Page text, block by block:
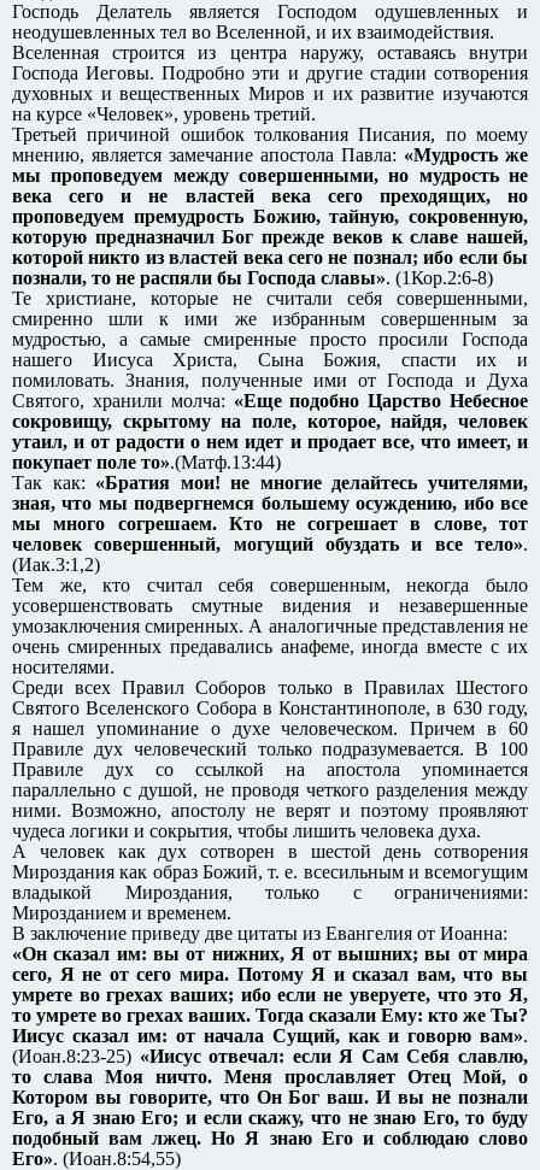
Господь Делатель является Господом одушевленных и
неодушевленных тел во Вселенной, и их взаимодействия.
Вселенная строится из центра наружу, оставаясь внутри
Господа Иеговы. Подробно эти и другие стадии сотворения
духовных и вещественных Миров и их развитие изучаются
на курсе «Человек», уровень третий.
Третьей причиной ошибок толкования Писания, по моему
мнению, является замечание апостола Павла: «Мудрость же
мы проповедуем между совершенными, но мудрость не
века сего и не властей века сего преходящих, но
проповедуем премудрость Божию, тайную, сокровенную,
которую предназначил Бог прежде веков к славе нашей,
которой никто из властей века сего не познал; ибо если бы
познали, то не распяли бы Господа славы». (1Кор.2:6-8)
Те христиане, которые не считали себя совершенными,
смиренно шли к ими же избранным совершенным за
мудростью, а самые смиренные просто просили Господа
нашего Иисуса Христа, Сына Божия, спасти их и
помиловать. Знания, полученные ими от Господа и Духа
Святого, хранили молча: «Еще подобно Царство Небесное
сокровищу, скрытому на поле, которое, найдя, человек
утаил, и от радости о нем идет и продает все, что имеет, и
покупает поле то».(Матф.13:44)
Так как: «Братия мои! не многие делайтесь учителями,
зная, что мы подвергнемся большему осуждению, ибо все
мы много согрешаем. Кто не согрешает в слове, тот
человек совершенный, могущий обуздать и все тело».
(Иак.3:1,2)
Тем же, кто считал себя совершенным, некогда было
усовершенствовать смутные видения и незавершенные
умозаключения смиренных. А аналогичные представления не
очень смиренных предавались анафеме, иногда вместе с их
носителями.
Среди всех Правил Соборов только в Правилах Шестого
Святого Вселенского Собора в Константинополе, в 630 году,
я нашел упоминание о духе человеческом. Причем в 60
Правиле дух человеческий только подразумевается. В 100
Правиле дух со ссылкой на апостола упоминается
параллельно с душой, не проводя четкого разделения между
ними. Возможно, апостолу не верят и поэтому проявляют
чудеса логики и сокрытия, чтобы лишить человека духа.
А человек как дух сотворен в шестой день сотворения
Мироздания как образ Божий, т. е. всесильным и всемогущим
владыкой Мироздания, только с ограничениями:
Мирозданием и временем.
В заключение приведу две цитаты из Евангелия от Иоанна:
«Он сказал им: вы от нижних, Я от вышних; вы от мира
сего, Я не от сего мира. Потому Я и сказал вам, что вы
умрете во грехах ваших; ибо если не уверуете, что это Я,
то умрете во грехах ваших. Тогда сказали Ему: кто же Ты?
Иисус сказал им: от начала Сущий, как и говорю вам».
(Иоан.8:23-25) «Иисус отвечал: если Я Сам Себя славлю,
то слава Моя ничто. Меня прославляет Отец Мой, о
Котором вы говорите, что Он Бог ваш. И вы не познали
Его, а Я знаю Его; и если скажу, что не знаю Его, то буду
подобный вам лжец. Но Я знаю Его и соблюдаю слово
Его». (Иоан.8:54,55)